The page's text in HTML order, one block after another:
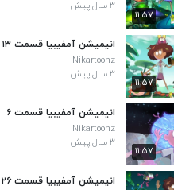
۱۱:۵۷
۳ سال پیش
۱۱:۵۷
انیمیشن آمفیبیا قسمت ۱۳
Nikartoonz
۳ سال پیش
۱۱:۵۷
انیمیشن آمفیبیا قسمت ۶
Nikartoonz
۳ سال پیش
انیمیشن آمفیبیا قسمت ۲۶ دوبله فارسی